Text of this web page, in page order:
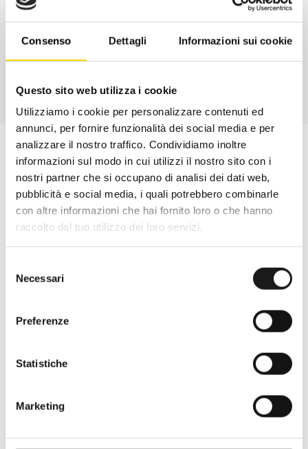
Consenso Dettagli Informazioni sui cookie
Questo sito web utilizza i cookie
Utilizziamo i cookie per personalizzare contenuti ed
annunci, per fornire funzionalità dei social media e per
analizzare il nostro traffico. Condividiamo inoltre
informazioni sul modo in cui utilizzi il nostro sito con i
nostri partner che si occupano di analisi dei dati web,
pubblicità e social media, i quali potrebbero combinarle
con altre informazioni che hai fornito loro o che hanno
raccolto dal tuo utilizzo dei loro servizi.
delNecessari
Preferenze
Statistiche
Marketing
Oltre 30 anni di esperienza
Roma, RRTrek è il punto di riferimento
Lazio. Da sempre soddisfiamo i nostri
l’acquisto un’esperienza formativa e